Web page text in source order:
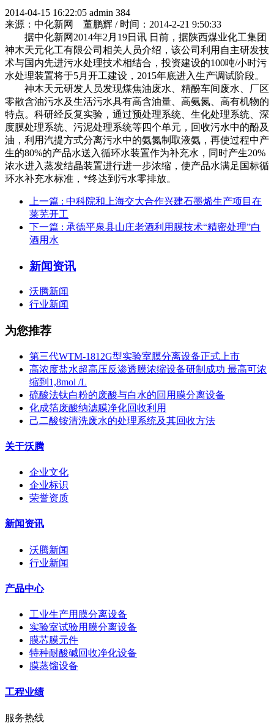
2014-04-15 16:22:05 admin 384
来源：中化新网 董鹏辉 / 时间：2014-2-21 9:50:33
据中化新网2014年2月19日讯 日前，据陕西煤业化工集团
神木天元化工有限公司相关人员介绍，该公司利用自主研发技
术与国内先进污水处理技术相结合，投资建设的100吨/小时污
水处理装置将于5月开工建设，2015年底进入生产调试阶段。
神木天元研发人员发现煤焦油废水、精酚车间废水、厂区
零散含油污水及生活污水具有高含油量、高氨氮、高有机物的
特点。科研经反复实验，通过预处理系统、生化处理系统、深
度膜处理系统、污泥处理系统等四个单元，回收污水中的酚及
油，利用汽提方式分离污水中的氨氮制取液氨，再使过程中产
生的80%的产品水送入循环水装置作为补充水，同时产生20%
浓水进入蒸发结晶装置进行进一步浓缩，使产品水满足国标循
环水补充水标准，*终达到污水零排放。
上一篇 : 中科院和上海交大合作兴建石墨烯生产项目在
莱芜开工
下一篇 : 承德平泉县山庄老酒利用膜技术“精密处理”白
酒用水
新闻资讯
沃腾新闻
行业新闻
为您推荐
第三代WTM-1812G型实验室膜分离设备正式上市
高浓度盐水超高压反渗透膜浓缩设备研制成功 最高可浓
缩到1,8mol /L
硫酸法钛白粉的废酸与白水的回用膜分离设备
化成箔废酸纳滤膜净化回收利用
己二酸铵清洗废水的处理系统及其回收方法
关于沃腾
企业文化
企业标识
荣誉资质
新闻资讯
沃腾新闻
行业新闻
产品中心
工业生产用膜分离设备
实验室试验用膜分离设备
膜芯膜元件
特种耐酸碱回收净化设备
膜蒸馏设备
工程业绩
服务热线